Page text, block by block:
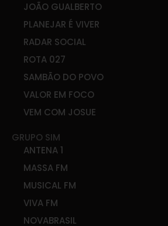
JOÃO GUALBERTO
PLANEJAR É VIVER
RADAR SOCIAL
ROTA 027
SAMBÃO DO POVO
VALOR EM FOCO
VEM COM JOSUE
GRUPO SIM
ANTENA 1
MASSA FM
MUSICAL FM
VIVA FM
NOVABRASIL